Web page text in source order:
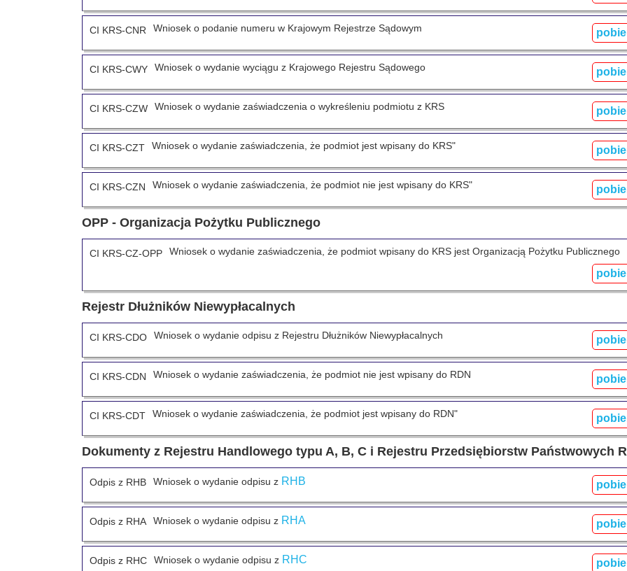
CI KRS-CNR Wniosek o podanie numeru w Krajowym Rejestrze Sądowym
CI KRS-CWY Wniosek o wydanie wyciągu z Krajowego Rejestru Sądowego
CI KRS-CZW Wniosek o wydanie zaświadczenia o wykreśleniu podmiotu z KRS
CI KRS-CZT Wniosek o wydanie zaświadczenia, że podmiot jest wpisany do KRS"
CI KRS-CZN Wniosek o wydanie zaświadczenia, że podmiot nie jest wpisany do KRS"
OPP - Organizacja Pożytku Publicznego
CI KRS-CZ-OPP Wniosek o wydanie zaświadczenia, że podmiot wpisany do KRS jest Organizacją Pożytku Publicznego
Rejestr Dłużników Niewypłacalnych
CI KRS-CDO Wniosek o wydanie odpisu z Rejestru Dłużników Niewypłacalnych
CI KRS-CDN Wniosek o wydanie zaświadczenia, że podmiot nie jest wpisany do RDN
CI KRS-CDT Wniosek o wydanie zaświadczenia, że podmiot jest wpisany do RDN"
Dokumenty z Rejestru Handlowego typu A, B, C i Rejestru Przedsiębiorstw Państwowych
Odpis z RHB Wniosek o wydanie odpisu z RHB
Odpis z RHA Wniosek o wydanie odpisu z RHA
Odpis z RHC Wniosek o wydanie odpisu z RHC